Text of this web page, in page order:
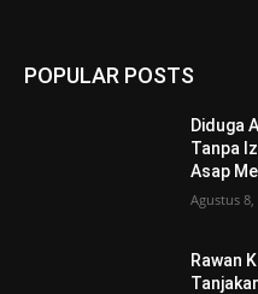
POPULAR POSTS
Diduga
Tanpa
Asap
Agustus 8,
Rawan